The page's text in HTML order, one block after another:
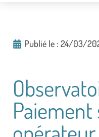
Publié le : 24/03/